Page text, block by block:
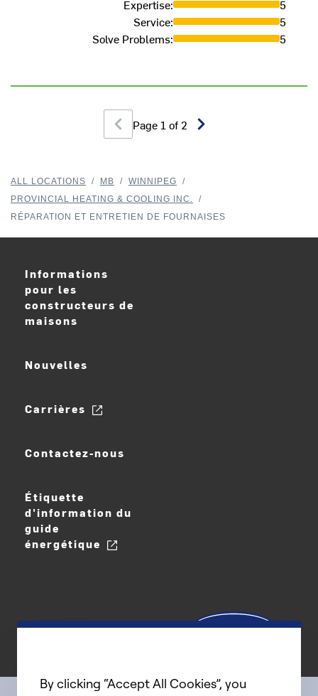
Expertise:
5
Service:
5
Solve Problems: 5
Page 1 of 2
ALL LOCATIONS / MB / WINNIPEG
/
PROVINCIAL HEATING & COOLING INC.
/
RÉPARATION ET ENTRETIEN DE FOURNAISES
Informations
pour les
constructeurs de
maisons
Nouvelles
Carrières
Contactez-nous
Étiquette
d'information du
guide
énergétique
By clicking “Accept All Cookies”, you